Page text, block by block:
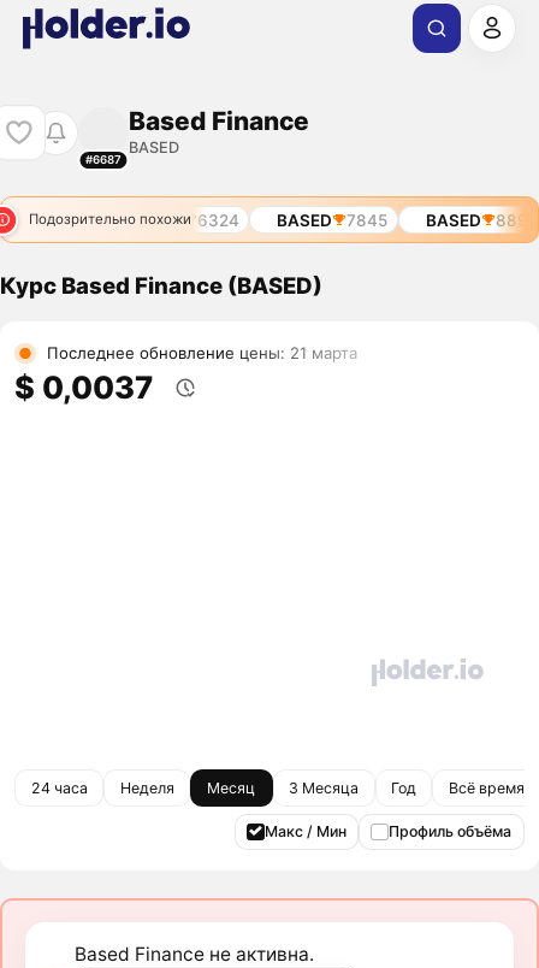
#6687
Based Finance
BASED
Подозрительно похожи
6194 BASED 6324 BASED 7845 BASED 8894
Курс Based Finance (BASED)
Последнее обновление цены: 21 марта
$ 0,0037
24 часа Неделя Месяц 3 Месяца Год Всё время
Макс / Мин Профиль объёма
Based Finance не активна.